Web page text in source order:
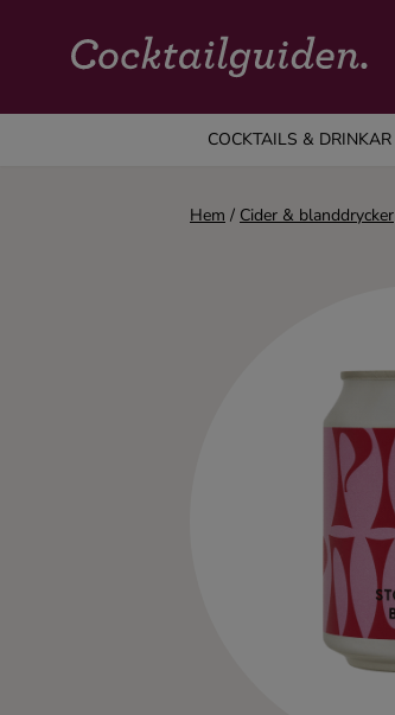
COCKTAILS & DRINKAR
COCKTAILS & DRINKAR
Alla cocktails & drinkar
Hem / Cider & blanddrycker